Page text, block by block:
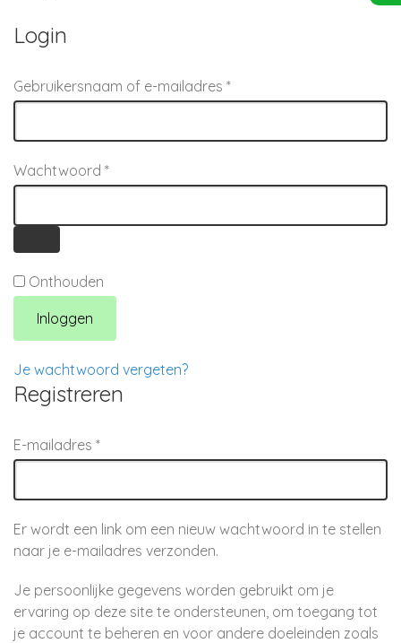
Login
Gebruikersnaam of e-mailadres *Vereist
Wachtwoord *Vereist
Onthouden
Inloggen
Je wachtwoord vergeten?
Registreren
E-mailadres *Vereist
Er wordt een link om een nieuw wachtwoord in te stellen
naar je e-mailadres verzonden.
Je persoonlijke gegevens worden gebruikt om je
ervaring op deze site te ondersteunen, om toegang tot
je account te beheren en voor andere doeleinden zoals